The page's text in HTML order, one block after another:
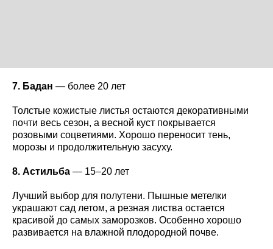
7. Бадан — более 20 лет
Толстые кожистые листья остаются декоративными
почти весь сезон, а весной куст покрывается
розовыми соцветиями. Хорошо переносит тень,
морозы и продолжительную засуху.
8. Астильба — 15–20 лет
Лучший выбор для полутени. Пышные метелки
украшают сад летом, а резная листва остается
красивой до самых заморозков. Особенно хорошо
развивается на влажной плодородной почве.